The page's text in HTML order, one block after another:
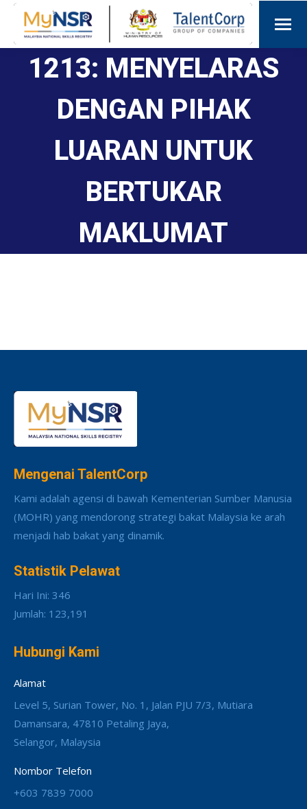
1213: MENYELARAS
DENGAN PIHAK
LUARAN UNTUK
BERTUKAR
MAKLUMAT
Mengenai TalentCorp
Kami adalah agensi di bawah Kementerian Sumber Manusia
(MOHR) yang mendorong strategi bakat Malaysia ke arah
menjadi hab bakat yang dinamik.
Statistik Pelawat
Hari Ini: 346
Jumlah: 123,191
Hubungi Kami
Alamat
Level 5, Surian Tower, No. 1, Jalan PJU 7/3, Mutiara
Damansara, 47810 Petaling Jaya,
Selangor, Malaysia
Nombor Telefon
+603 7839 7000